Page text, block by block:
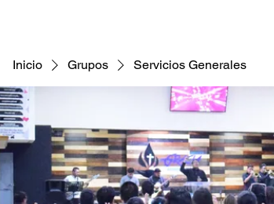
Inicio Grupos Servicios Generales